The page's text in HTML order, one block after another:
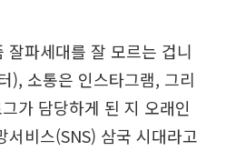
잘파세대를 잘 모르는 겁니
), 소통은 인스타그램, 그리
가 담당하게 된 지 오래인
서비스(SNS) 삼국 시대라고